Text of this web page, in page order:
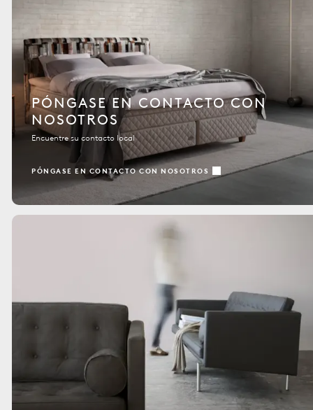
PÓNGASE EN CONTACTO CON
NOSOTROS
Encuentre su contacto local
PÓNGASE EN CONTACTO CON NOSOTROS